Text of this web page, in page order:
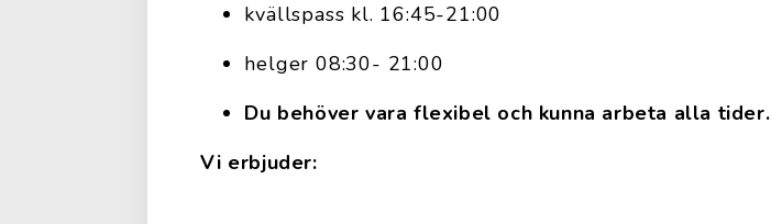
kvällspass kl. 16:45-21:00
helger 08:30- 21:00
Du behöver vara flexibel och kunna arbeta alla tider.
Vi erbjuder: